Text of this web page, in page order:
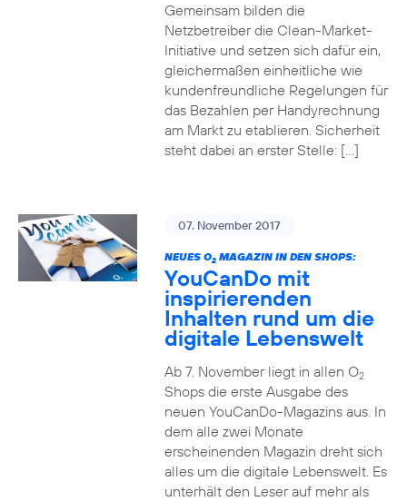
Gemeinsam bilden die
Netzbetreiber die Clean-Market-
Initiative und setzen sich dafür ein,
gleichermaßen einheitliche wie
kundenfreundliche Regelungen für
das Bezahlen per Handyrechnung
am Markt zu etablieren. Sicherheit
steht dabei an erster Stelle: […]
07. November 2017
NEUES O2MAGAZIN IN DEN SHOPS:
YouCanDo mit
inspirierenden
Inhalten rund um die
digitale Lebenswelt
Ab 7. November liegt in allen O2
Shops die erste Ausgabe des
neuen YouCanDo-Magazins aus. In
dem alle zwei Monate
erscheinenden Magazin dreht sich
alles um die digitale Lebenswelt. Es
unterhält den Leser auf mehr als